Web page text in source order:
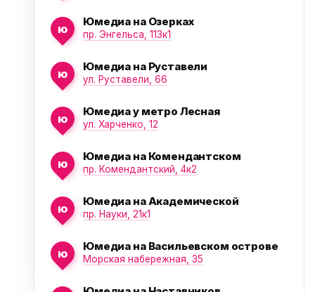
ю
Юмедиа на Озерках
пр. Энгельса, 113к1
ю
Юмедиа на Руставели
ул. Руставели, 66
ю
Юмедиа у метро Лесная
ул. Харченко, 12
ю
Юмедиа на Комендантском
пр. Комендантский, 4к2
ю
Юмедиа на Академической
пр. Науки, 21к1
ю
Юмедиа на Васильевском острове
Морская набережная, 35